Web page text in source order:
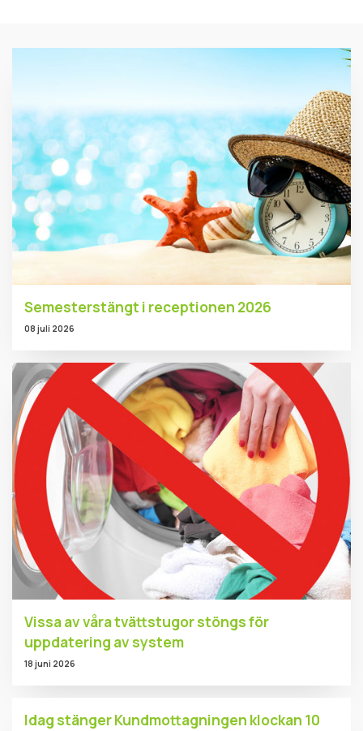
Semesterstängt i receptionen 2026
08 juli 2026
Vissa av våra tvättstugor stöngs för
uppdatering av system
18 juni 2026
Idag stänger Kundmottagningen klockan 10